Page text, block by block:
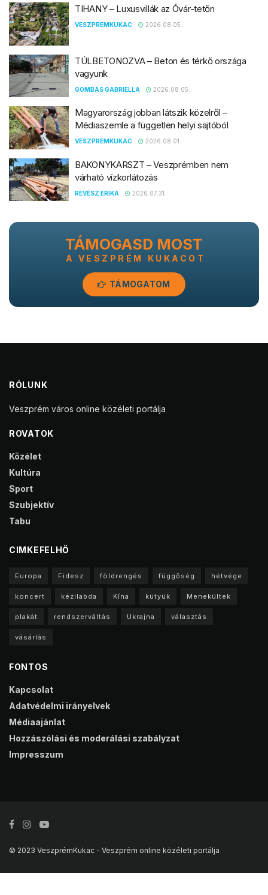
TIHANY – Luxusvillák az Óvár-tetőn
VESZPREMKUKAC 2026.08.05.
TÚLBETONOZVA – Beton és térkő országa
vagyunk
GOMBÁS GABRIELLA 2026.08.05.
Magyarország jobban látszik közelről –
Médiaszemle a független helyi sajtóból
VESZPREMKUKAC 2026.08.01.
BAKONYKARSZT – Veszprémben nem
várható vízkorlátozás
RÉVÉSZ ERIKA 2026.07.31.
TÁMOGASD MOST
A VESZPRÉM KUKACOT
TÁMOGATOM
RÓLUNK
Veszprém város online közéleti portálja
ROVATOK
Közélet
Kultúra
Sport
Szubjektív
Tabu
CIMKEFELHŐ
Europa Fidesz földrengés függőség hétvége
koncert kézilabda Kína kütyük Menekültek
plakát rendszerváltás Ukrajna választás
vásárlás
FONTOS
Kapcsolat
Adatvédelmi irányelvek
Médiaajánlat
Hozzászólási és moderálási szabályzat
Impresszum
© 2023 VeszprémKukac - Veszprém online közéleti portálja